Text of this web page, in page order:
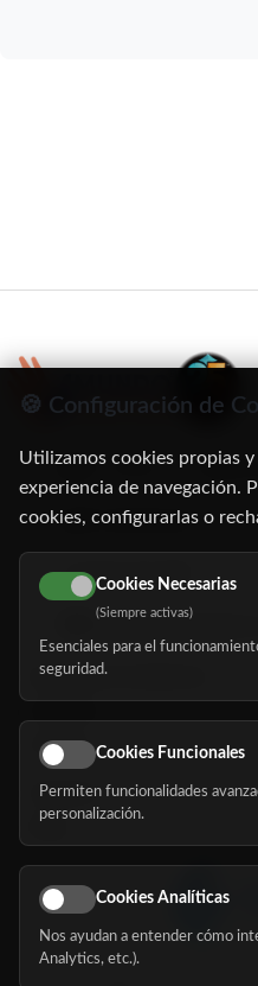
C/ Oruro, 11. 28016
91 345 06 26
616 113 103
Buscador de residencias
Eventos
Nosotros
Síguenos
🍪 Configuración de
Utilizamos cookies propias
experiencia de navegación.
cookies, configurarlas o
Cookies Necesarias
(Siempre activas)
Esenciales para el
seguridad.
Cookies Funcionales
Permiten funcionalidades
personalización.
Cookies Analíticas
Nos ayudan a entender cómo
Analytics, etc.).